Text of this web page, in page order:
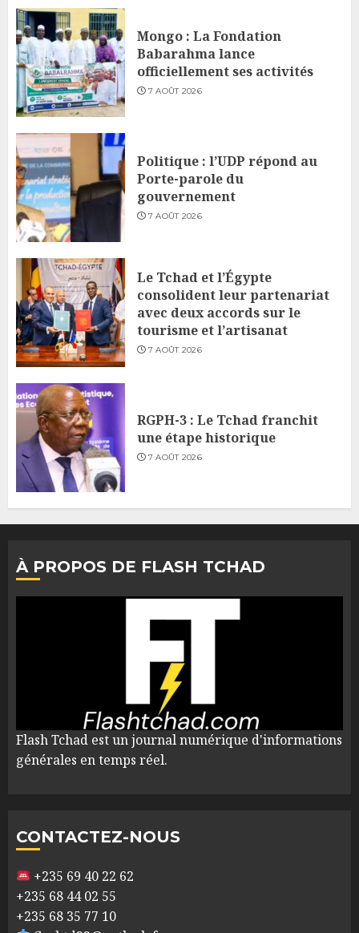
Mongo : La Fondation
Babarahma lance
officiellement ses activités
7 AOÛT 2026
Politique : l’UDP répond au
Porte-parole du
gouvernement
7 AOÛT 2026
Le Tchad et l’Égypte
consolident leur partenariat
avec deux accords sur le
tourisme et l’artisanat
7 AOÛT 2026
RGPH-3 : Le Tchad franchit
une étape historique
7 AOÛT 2026
À PROPOS DE FLASH TCHAD
Flash Tchad est un journal numérique d'informations
générales en temps réel.
CONTACTEZ-NOUS
+235 69 40 22 62
+235 68 44 02 55
+235 68 35 77 10